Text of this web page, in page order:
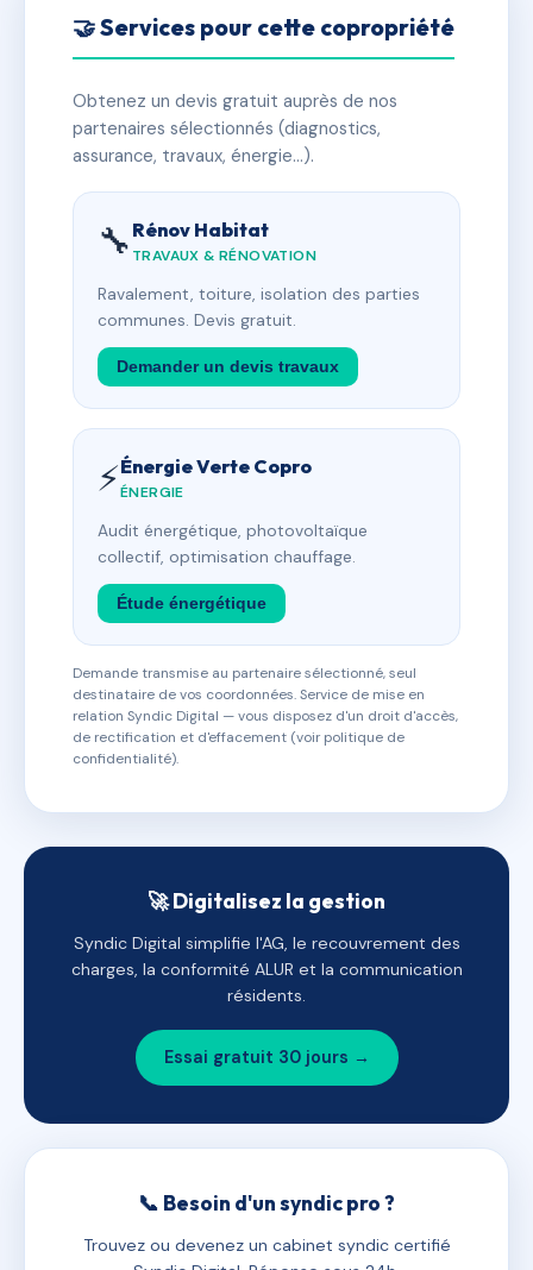
🤝 Services pour cette copropriété
Obtenez un devis gratuit auprès de nos
partenaires sélectionnés (diagnostics,
assurance, travaux, énergie…).
🔧 Rénov Habitat
TRAVAUX & RÉNOVATION
Ravalement, toiture, isolation des parties
communes. Devis gratuit.
Demander un devis travaux
⚡Énergie Verte Copro
ÉNERGIE
Audit énergétique, photovoltaïque
collectif, optimisation chauffage.
Étude énergétique
Demande transmise au partenaire sélectionné, seul
destinataire de vos coordonnées. Service de mise en
relation Syndic Digital — vous disposez d'un droit d'accès,
de rectification et d'effacement (voir politique de
confidentialité).
🚀 Digitalisez la gestion
Syndic Digital simplifie l'AG, le recouvrement des
charges, la conformité ALUR et la communication
résidents.
Essai gratuit 30 jours →
📞 Besoin d'un syndic pro ?
Trouvez ou devenez un cabinet syndic certifié